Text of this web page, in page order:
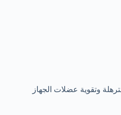
وتقوية عضلات الجهاز